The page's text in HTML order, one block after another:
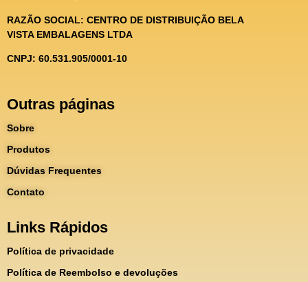
RAZÃO SOCIAL: CENTRO DE DISTRIBUIÇÃO BELA
VISTA EMBALAGENS LTDA
CNPJ: 60.531.905/0001-10
Outras páginas
Sobre
Produtos
Dúvidas Frequentes
Contato
Links Rápidos
Política de privacidade
Política de Reembolso e devoluções